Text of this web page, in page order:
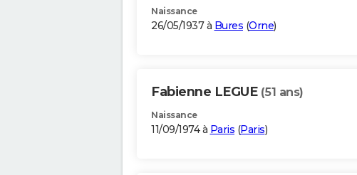
Naissance
26/05/1937 à Bures (Orne)
Fabienne LEGUE (51 ans)
Naissance
11/09/1974 à Paris (Paris)